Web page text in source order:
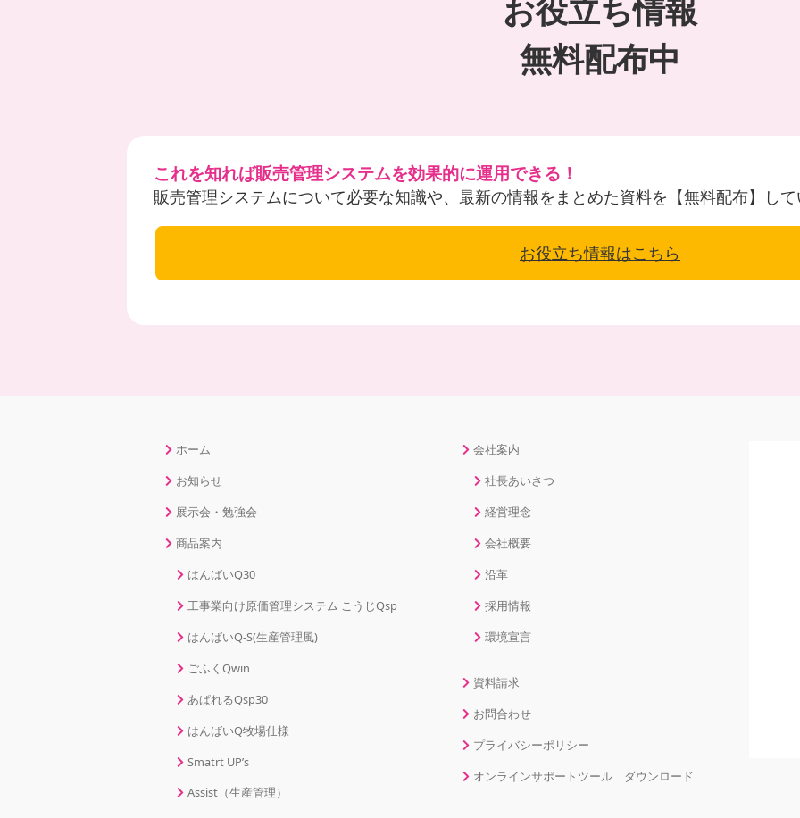
お役立ち情報
無料配布中
これを知れば販売管理システムを効果的に運用できる！
販売管理システムについて必要な知識や、最新の情報をまとめた資料を【無料配布】し
お役立ち情報はこちら
ホーム
お知らせ
展示会・勉強会
商品案内
はんばいQ30
工事業向け原価管理システム こうじQsp
はんばいQ-S(生産管理風)
ごふくQwin
あぱれるQsp30
はんばいQ牧場仕様
Smatrt UP’s
Assist（生産管理）
会社案内
社長あいさつ
経営理念
会社概要
沿革
採用情報
環境宣言
資料請求
お問合わせ
プライバシーポリシー
オンラインサポートツール ダウンロード